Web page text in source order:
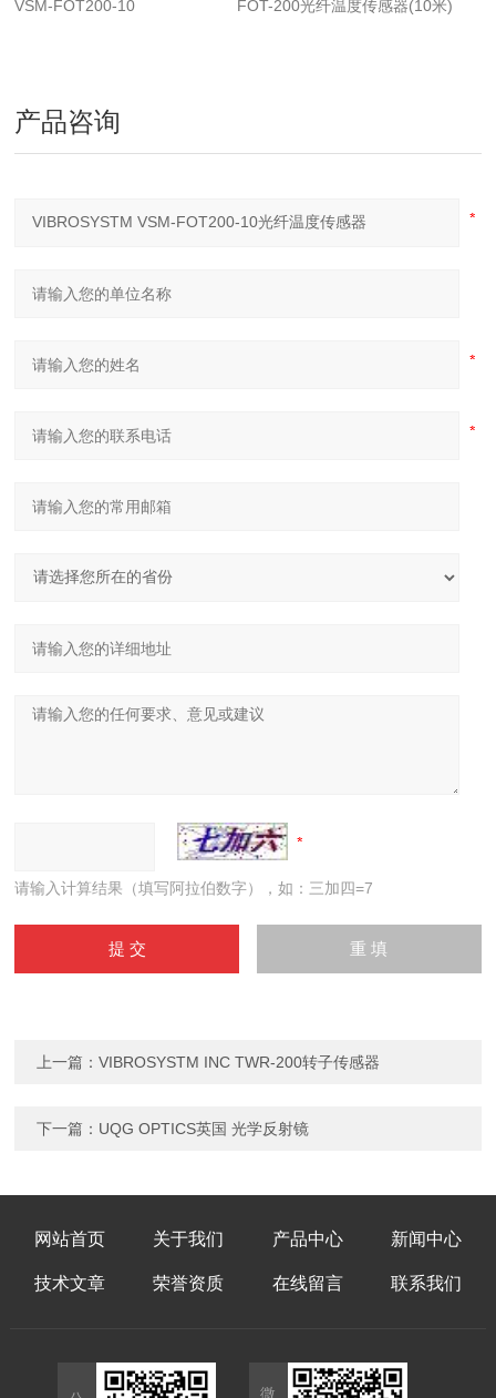
VSM-FOT200-10 FOT-200光纤温度传感器(10米)
产品咨询
请输入计算结果（填写阿拉伯数字），如：三加四=7
上一篇：VIBROSYSTM INC TWR-200转子传感器
下一篇： UQG OPTICS英国 光学反射镜
网站首页 关于我们 产品中心 新闻中心
技术文章 荣誉资质 在线留言 联系我们
微